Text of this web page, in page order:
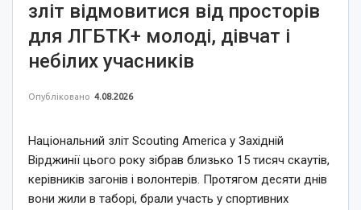
зліт відмовитися від просторів
для ЛГБТК+ молоді, дівчат і
небілих учасників
Опубліковано 4.08.2026
Національний зліт Scouting America у Західній
Вірджинії цього року зібрав близько 15 тисяч скаутів,
керівників загонів і волонтерів. Протягом десяти днів
вони жили в таборі, брали участь у спортивних